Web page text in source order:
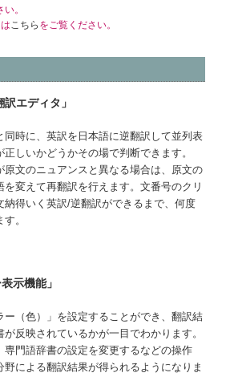
。
こちら をご覧ください。
エディタ」
同時に、英訳を日本語に逆翻訳して並列表
しいかどうかその場で判断できます。
原文のニュアンスと異なる場合は、原文の
変えて再翻訳を行えます。文番号のクリ
納得いく英訳/逆翻訳ができるまで、何度
。
示機能」
ー（色）」を設定することができ、翻訳結
反映されているかが一目でわかります。
専門語辞書の設定を変更するなどの操作
による翻訳結果が得られるようになりま